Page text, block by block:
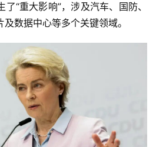
“重大影响”，涉及汽车、国防、
数据中心等多个关键领域。